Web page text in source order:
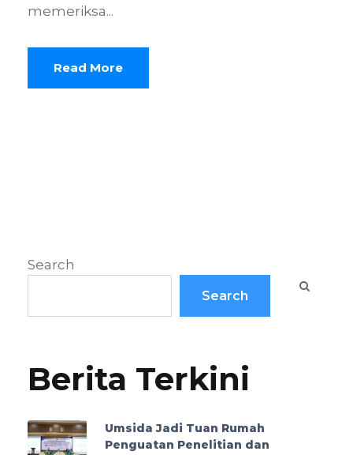
memeriksa...
Read More
Search
Search
Berita Terkini
Umsida Jadi Tuan Rumah
Penguatan Penelitian dan